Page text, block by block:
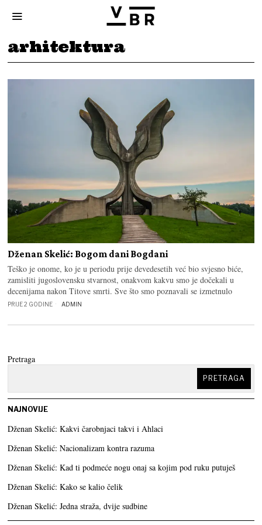
arhitektura
Dženan Skelić: Bogom dani Bogdani
Teško je onome, ko je u periodu prije devedesetih već bio svjesno biće,
zamisliti jugoslovensku stvarnost, onakvom kakvu smo je dočekali u
decenijama nakon Titove smrti. Sve što smo poznavali se izmetnulo
PRIJE 2 GODINE ADMIN
Pretraga
PRETRAGA
NAJNOVIJE
Dženan Skelić: Kakvi čarobnjaci takvi i Ahlaci
Dženan Skelić: Nacionalizam kontra razuma
Dženan Skelić: Kad ti podmeće nogu onaj sa kojim pod ruku putuješ
Dženan Skelić: Kako se kalio čelik
Dženan Skelić: Jedna straža, dvije sudbine